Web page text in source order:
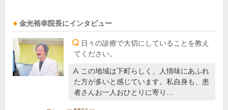
金光裕幸院長にインタビュー
日々の診療で大切にしていることを教え
てください。
この地域は下町らしく、人情味にあふれ
た方が多いと感じています。私自身も、患
者さんお一人おひとりに寄り…